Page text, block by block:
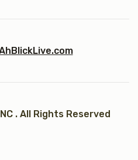
. All Rights Reserved